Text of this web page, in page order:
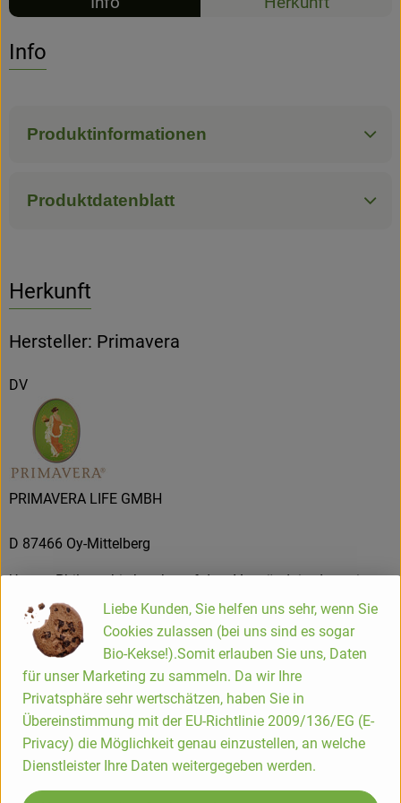
Info
Produktinformationen
Produktdatenblatt
Herkunft
Hersteller: Primavera
DV
PRIMAVERA LIFE GMBH
D 87466 Oy-Mittelberg
Unsere Philosophie beruht auf dem Verständnis, dass eine
ganzheitliche Betrachtung von Gesundheit und Schönheit
das Wohlbefinden fördert und Körper, Geist und Seele in
Einklang bringt. Wir freuen uns, andere Menschen mit
unserer 27jährigen Erfahrung in Pflanzen- und
Aromatherapie inspirieren zu dürfen und mit ihnen unsere
Liebe zur Natur und unseren Respekt für Mensch und
Umwelt zu teilen. Wir haben uns zu höchster Qualität
verpflichtet. Dies bedeutet für uns: erstklassige Produkte aus
Liebe Kunden, Sie helfen uns sehr, wenn Sie
Cookies zulassen (bei uns sind es sogar
Bio-Kekse!).Somit erlauben Sie uns, Daten
für unser Marketing zu sammeln. Da wir Ihre
Privatsphäre sehr wertschätzen, haben Sie in
Übereinstimmung mit der EU-Richtlinie 2009/136/EG (E-
Privacy) die Möglichkeit genau einzustellen, an welche
Dienstleister Ihre Daten weitergegeben werden.